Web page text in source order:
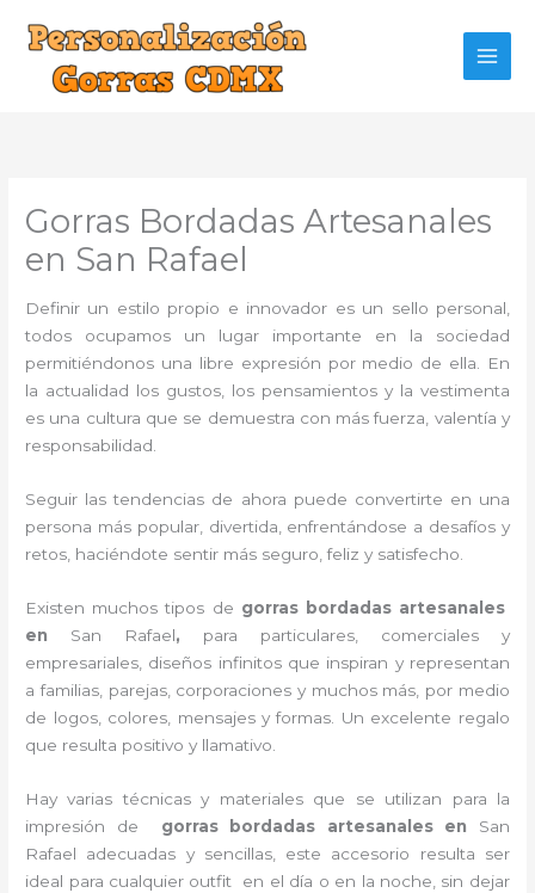
contenido
Gorras Bordadas Artesanales
en San Rafael
Definir un estilo propio e innovador es un sello personal,
todos ocupamos un lugar importante en la sociedad
permitiéndonos una libre expresión por medio de ella. En
la actualidad los gustos, los pensamientos y la vestimenta
es una cultura que se demuestra con más fuerza, valentía y
responsabilidad.
Seguir las tendencias de ahora puede convertirte en una
persona más popular, divertida, enfrentándose a desafíos y
retos, haciéndote sentir más seguro, feliz y satisfecho.
Existen muchos tipos de gorras bordadas artesanales
en San Rafael, para particulares, comerciales y
empresariales, diseños infinitos que inspiran y representan
a familias, parejas, corporaciones y muchos más, por medio
de logos, colores, mensajes y formas. Un excelente regalo
que resulta positivo y llamativo.
Hay varias técnicas y materiales que se utilizan para la
impresión de gorras bordadas artesanales en San
Rafael adecuadas y sencillas, este accesorio resulta ser
ideal para cualquier outfit en el día o en la noche, sin dejar